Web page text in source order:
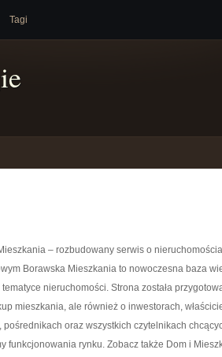
Tagi
– rozbudowany serwis o
Borawska Mieszkania to nowoczesna baza
nieruchomości. Strona została
mieszkania, ale również o inwestorach,
pośrednikach oraz wszystkich czytelnikach
funkcjonowania rynku. Zobacz także Dom i